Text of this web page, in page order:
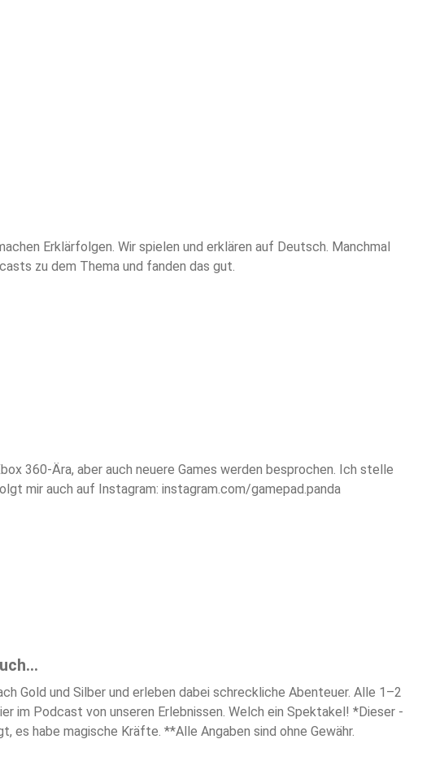
Erklärfolgen. Wir spielen und erklären auf Deutsch. Manchmal
zu dem Thema und fanden das gut.
360-Ära, aber auch neuere Games werden besprochen. Ich stelle
mir auch auf Instagram: instagram.com/gamepad.panda
Gold und Silber und erleben dabei schreckliche Abenteuer. Alle 1–2
im Podcast von unseren Erlebnissen. Welch ein Spektakel! *Dieser -
habe magische Kräfte. **Alle Angaben sind ohne Gewähr.